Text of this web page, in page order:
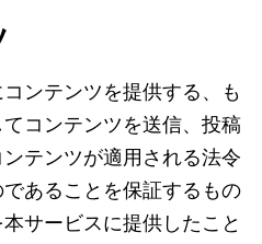
ンテンツを提供する、も
コンテンツを送信、投稿
テンツが適用される法令
あることを保証するもの
サービスに提供したこと